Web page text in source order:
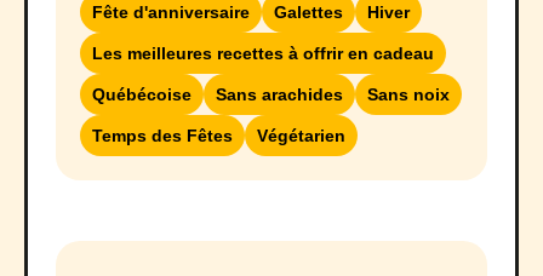
Fête d'anniversaire Galettes Hiver
Les meilleures recettes à offrir en cadeau
Québécoise Sans arachides Sans noix
Temps des Fêtes Végétarien